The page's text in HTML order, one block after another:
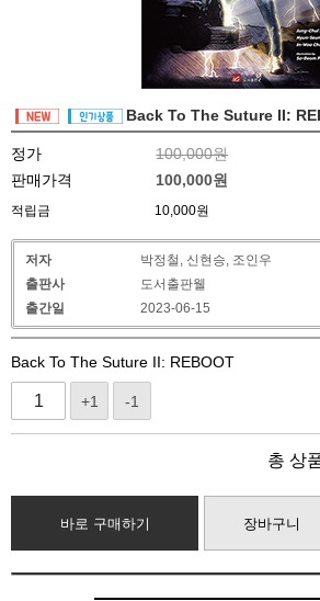
Back To The Suture II:
정가
100,000원
판매가격
100,000원
적립금 10,000원
저자
박정철, 신현승, 조인우
출판사
도서출판웰
출간일
2023-06-15
Back To The Suture II: REBOOT
+1 -1
총 상
바로 구매하기 장바구니